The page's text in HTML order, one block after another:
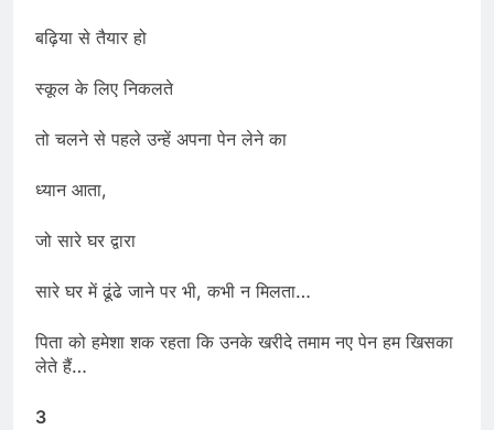
बढ़िया से तैयार हो
स्कूल के लिए निकलते
तो चलने से पहले उन्हें अपना पेन लेने का
ध्यान आता,
जो सारे घर द्वारा
सारे घर में ढूंढे जाने पर भी, कभी न मिलता…
पिता को हमेशा शक रहता कि उनके खरीदे तमाम नए पेन हम खिसका
लेते हैं…
3